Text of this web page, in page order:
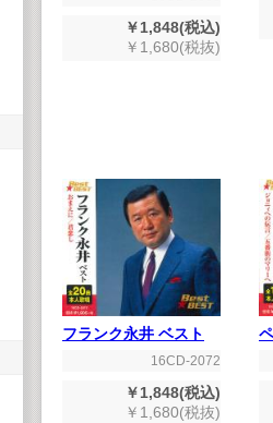
￥1,848(税込)
￥1,680(税抜)
フランク永井 ベスト
16CD-2072
￥1,848(税込)
￥1,680(税抜)